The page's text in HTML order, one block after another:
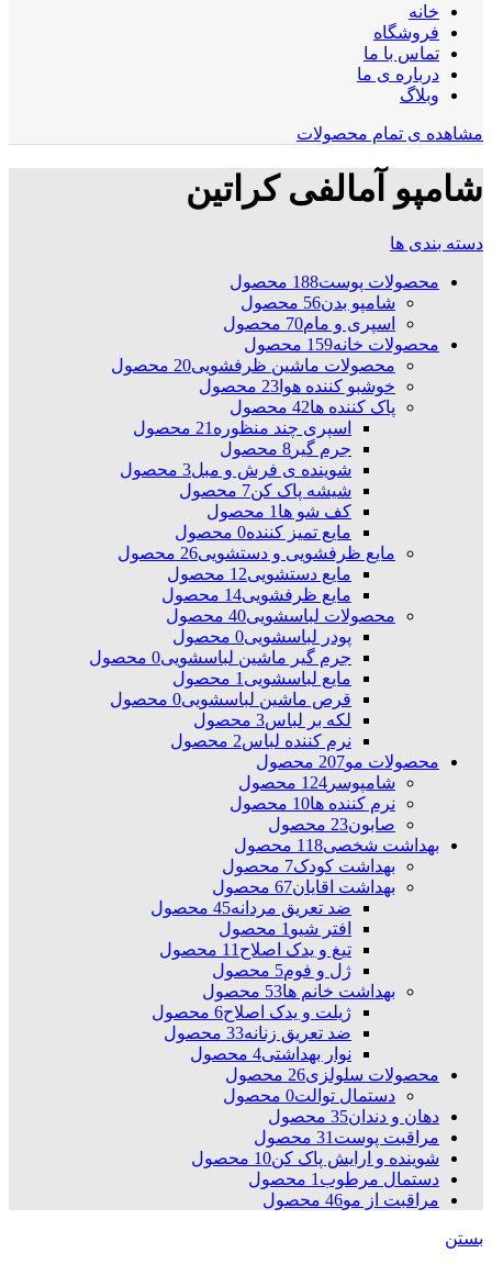
خانه
فروشگاه
تماس با ما
درباره ی ما
وبلاگ
مشاهده ی تمام محصولات
شامپو آمالفی کراتین
دسته بندی ها
محصولات پوست188 محصول
شامپو بدن56 محصول
اسپری و مام70 محصول
محصولات خانه159 محصول
محصولات ماشین ظرفشویی20 محصول
خوشبو کننده هوا 23 محصول
پاک کننده ها42 محصول
اسپری چند منظوره21 محصول
جرم گیر 8 محصول
شوینده ی فرش و مبل3 محصول
شیشه پاک کن7 محصول
کف شو ها1 محصول
مایع تمیز کننده0 محصول
مایع ظرفشویی و دستشویی26 محصول
مایع دستشویی12 محصول
مایع ظرفشویی14 محصول
محصولات لباسشویی40 محصول
پودر لباسشویی0 محصول
جرم گیر ماشین لباسشویی0 محصول
مایع لباسشویی1 محصول
قرص ماشین لباسشویی0 محصول
لکه بر لباس3 محصول
نرم کننده لباس2 محصول
محصولات مو207 محصول
شامپوسر 124 محصول
نرم کننده ها10 محصول
صابون23 محصول
بهداشت شخصی118 محصول
بهداشت کودک7 محصول
بهداشت اقایان67 محصول
ضد تعریق مردانه45 محصول
افتر شیو1 محصول
تیغ و یدک اصلاح11 محصول
ژل و فوم5 محصول
بهداشت خانم ها53 محصول
ژیلت و یدک اصلاح6 محصول
ضد تعریق زنانه33 محصول
نوار بهداشتی4 محصول
محصولات سلولزی26 محصول
دستمال توالت0 محصول
دهان و دندان35 محصول
مراقبت پوست31 محصول
شوینده و ارایش پاک کن10 محصول
دستمال مرطوب1 محصول
مراقبت از مو46 محصول
بستن